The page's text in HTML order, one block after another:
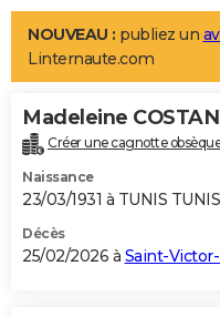
LIFESTYLE
Art de vivre
Bien-être
Loisirs
Mode
Modes de vie
Alimentation
Guide de la santé
Maladies
Médicaments
Sommeil
VOYAGE
Destinations
City break
Voyage nature
Voyage de noces
Forum
Climat
+PHOTO
GUIDES D'ACHAT
BONS PLANS
NOUVEAU : publiez un
Linternaute.com
Madeleine
Créer une cagnotte
Naissance
23/03/1931 à TUNIS
Décès
25/02/2026 à Saint-